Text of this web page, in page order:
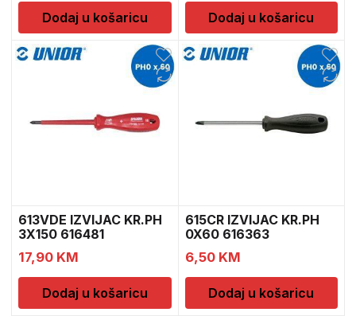
Dodaj u košaricu Dodaj u košaricu
613VDE IZVIJAC KR.PH
3X150 616481
17,90 KM
Dodaj u košaricu
615CR IZVIJAC KR.PH
0X60 616363
6,50 KM
Dodaj u košaricu